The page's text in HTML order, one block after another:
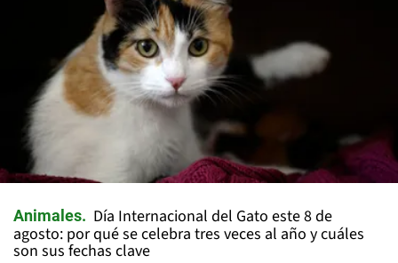
Animales
Día Internacional del Gato este 8 de
agosto: por qué se celebra tres veces al año y cuáles
son sus fechas clave